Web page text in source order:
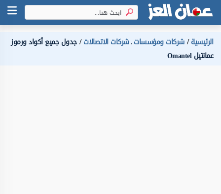
الرئيسية شركات ومؤسسات،شركات الاتصالات جدول جميع أكواد ورموز
عمانتيل Omantel